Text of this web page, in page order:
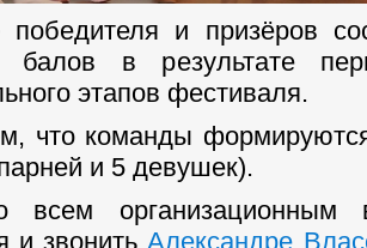
победителя и призёров
балов в результате
этапов фестиваля.
что команды
и 5 девушек).
всем организационным
и звонить Александре